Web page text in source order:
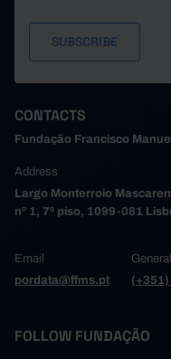
CONTACTS
Fundação Francisco
Address
Largo Monterroio
nº 1, 7º piso, 1099-081
Email
pordata@ffms.pt
FOLLOW FUNDAÇÃO